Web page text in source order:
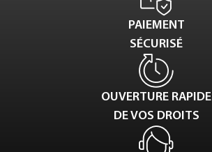
PAIEMENT
SÉCURISÉ
OUVERTURE RAPIDE
DE VOS DROITS